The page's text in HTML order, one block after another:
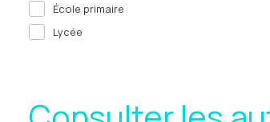
École primaire
Lycée